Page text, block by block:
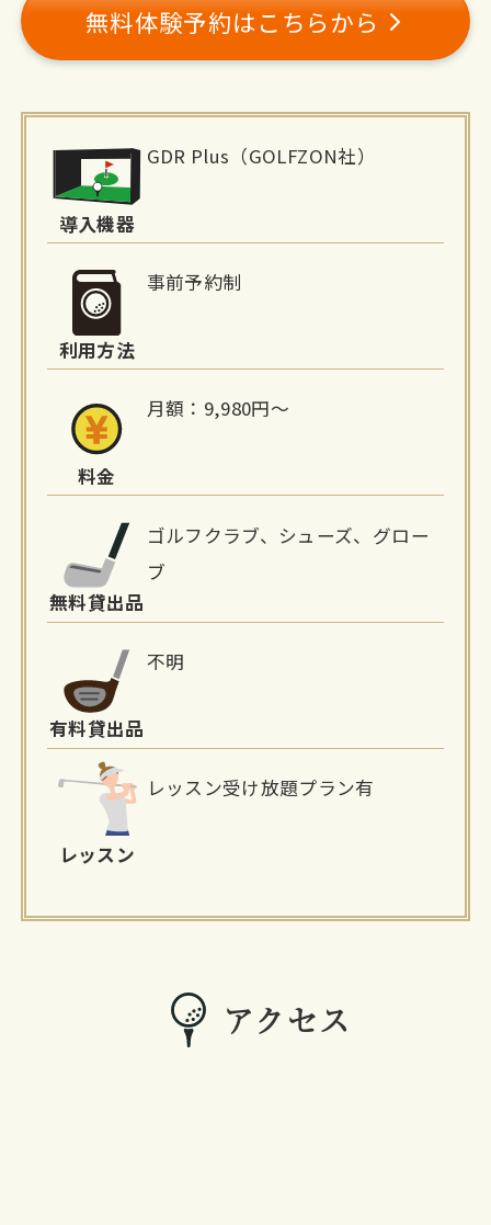
無料体験予約はこちらから
報
導入機器
GDR Plus（GOLFZON社）
利用方法
事前予約制
料金
月額：9,980円〜
無料貸出品
ゴルフクラブ、シューズ、グロー
ブ
有料貸出品
不明
レッスン
レッスン受け放題プラン有
アクセス